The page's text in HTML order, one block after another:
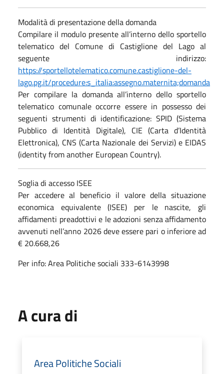
Modalità di presentazione della domanda
Compilare il modulo presente all’interno dello sportello
telematico del Comune di Castiglione del Lago al
seguente indirizzo:
https://sportellotelematico.comune.castiglione-del-
lago.pg.it/procedure:s_italia:assegno.maternita;domanda
Per compilare la domanda all’interno dello sportello
telematico comunale occorre essere in possesso dei
seguenti strumenti di identificazione: SPID (Sistema
Pubblico di Identità Digitale), CIE (Carta d’Identità
Elettronica), CNS (Carta Nazionale dei Servizi) e EIDAS
(identity from another European Country).
Soglia di accesso ISEE
Per accedere al beneficio il valore della situazione
economica equivalente (ISEE) per le nascite, gli
affidamenti preadottivi e le adozioni senza affidamento
avvenuti nell’anno 2026 deve essere pari o inferiore ad
€ 20.668,26
Per info: Area Politiche sociali 333-6143998
A cura di
Area Politiche Sociali